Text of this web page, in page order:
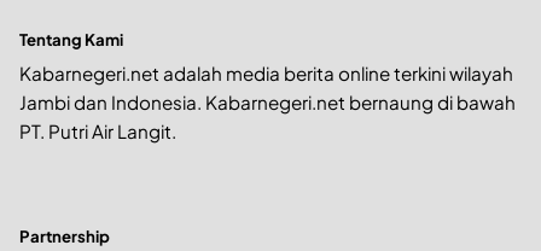
Tentang Kami
Kabarnegeri.net adalah media berita online terkini wilayah
Jambi dan Indonesia. Kabarnegeri.net bernaung di bawah
PT. Putri Air Langit.
Partnership